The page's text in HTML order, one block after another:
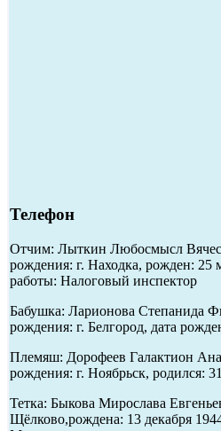
Телефон
Отчим: Лыткин Любосмысл
рождения: г. Находка, рожден: 25
работы: Налоговый инспектор
Бабушка: Ларионова Степанида
рождения: г. Белгород, дата
Племяш: Дорофеев Галактион
рождения: г. Ноябрьск, родился:
Тетка: Быкова Мирослава
Щёлково,рождена: 13 декабря